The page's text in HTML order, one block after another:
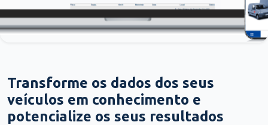
Transforme os dados dos seus
veículos em conhecimento e
potencialize os seus resultados